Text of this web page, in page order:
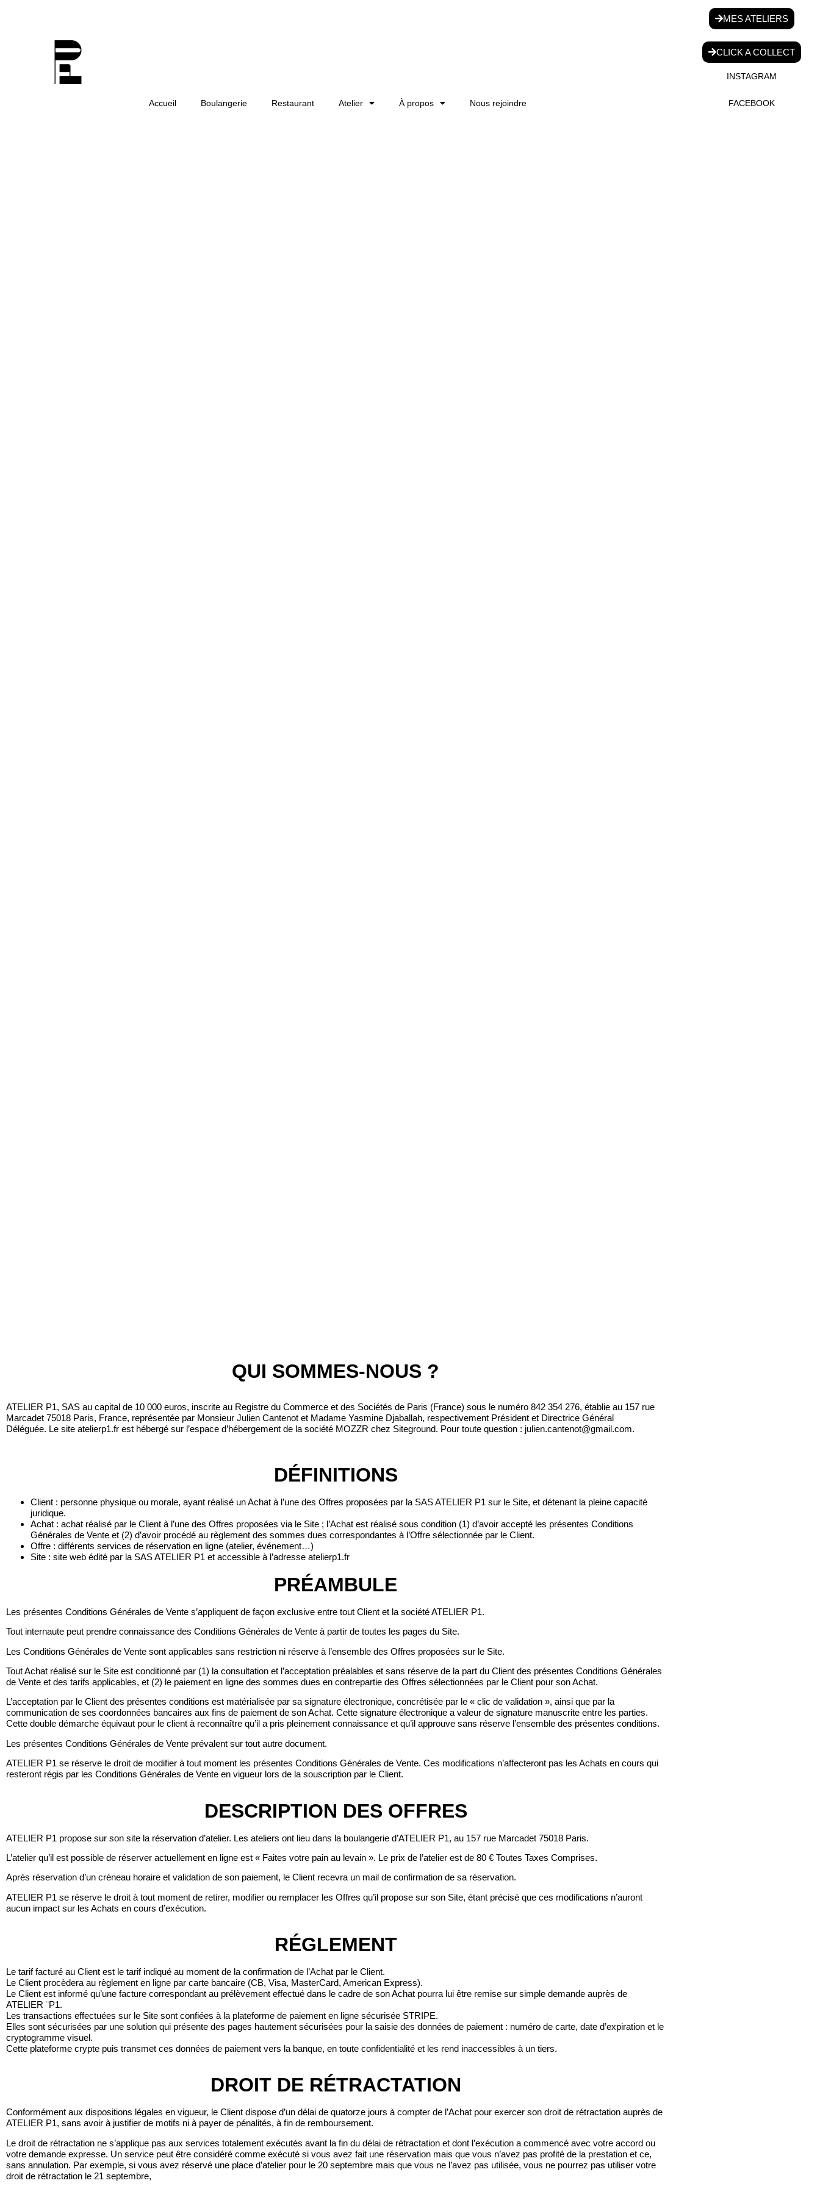
Accueil Boulangerie Restaurant Atelier À propos Nous rejoindre
MES ATELIERS
CLICK A COLLECT
INSTAGRAM
FACEBOOK
QUI SOMMES-NOUS ?
ATELIER P1, SAS au capital de 10 000 euros, inscrite au Registre du Commerce et des Sociétés de Paris (France) sous le numéro 842 354 276, établie au 157 rue
Marcadet 75018 Paris, France, représentée par Monsieur Julien Cantenot et Madame Yasmine Djaballah, respectivement Président et Directrice Général
Déléguée. Le site atelierp1.fr est hébergé sur l’espace d’hébergement de la société MOZZR chez Siteground. Pour toute question : julien.cantenot@gmail.com.
DÉFINITIONS
Client : personne physique ou morale, ayant réalisé un Achat à l’une des Offres proposées par la SAS ATELIER P1 sur le Site, et détenant la pleine capacité
juridique.
Achat : achat réalisé par le Client à l’une des Offres proposées via le Site ; l’Achat est réalisé sous condition (1) d’avoir accepté les présentes Conditions
Générales de Vente et (2) d’avoir procédé au règlement des sommes dues correspondantes à l’Offre sélectionnée par le Client.
Offre : différents services de réservation en ligne (atelier, événement…)
Site : site web édité par la SAS ATELIER P1 et accessible à l’adresse atelierp1.fr
PRÉAMBULE
Les présentes Conditions Générales de Vente s’appliquent de façon exclusive entre tout Client et la société ATELIER P1.
Tout internaute peut prendre connaissance des Conditions Générales de Vente à partir de toutes les pages du Site.
Les Conditions Générales de Vente sont applicables sans restriction ni réserve à l’ensemble des Offres proposées sur le Site.
Tout Achat réalisé sur le Site est conditionné par (1) la consultation et l’acceptation préalables et sans réserve de la part du Client des présentes Conditions Générales
de Vente et des tarifs applicables, et (2) le paiement en ligne des sommes dues en contrepartie des Offres sélectionnées par le Client pour son Achat.
L’acceptation par le Client des présentes conditions est matérialisée par sa signature électronique, concrétisée par le « clic de validation », ainsi que par la
communication de ses coordonnées bancaires aux fins de paiement de son Achat. Cette signature électronique a valeur de signature manuscrite entre les parties.
Cette double démarche équivaut pour le client à reconnaître qu’il a pris pleinement connaissance et qu’il approuve sans réserve l’ensemble des présentes conditions.
Les présentes Conditions Générales de Vente prévalent sur tout autre document.
ATELIER P1 se réserve le droit de modifier à tout moment les présentes Conditions Générales de Vente. Ces modifications n’affecteront pas les Achats en cours qui
resteront régis par les Conditions Générales de Vente en vigueur lors de la souscription par le Client.
DESCRIPTION DES OFFRES
ATELIER P1 propose sur son site la réservation d’atelier. Les ateliers ont lieu dans la boulangerie d’ATELIER P1, au 157 rue Marcadet 75018 Paris.
L’atelier qu’il est possible de réserver actuellement en ligne est « Faites votre pain au levain ». Le prix de l’atelier est de 80 € Toutes Taxes Comprises.
Après réservation d’un créneau horaire et validation de son paiement, le Client recevra un mail de confirmation de sa réservation.
ATELIER P1 se réserve le droit à tout moment de retirer, modifier ou remplacer les Offres qu’il propose sur son Site, étant précisé que ces modifications n’auront
aucun impact sur les Achats en cours d’exécution.
RÉGLEMENT
Le tarif facturé au Client est le tarif indiqué au moment de la confirmation de l’Achat par le Client.
Le Client procèdera au règlement en ligne par carte bancaire (CB, Visa, MasterCard, American Express).
Le Client est informé qu’une facture correspondant au prélèvement effectué dans le cadre de son Achat pourra lui être remise sur simple demande auprès de
ATELIER ¨P1.
Les transactions effectuées sur le Site sont confiées à la plateforme de paiement en ligne sécurisée STRIPE.
Elles sont sécurisées par une solution qui présente des pages hautement sécurisées pour la saisie des données de paiement : numéro de carte, date d’expiration et le
cryptogramme visuel.
Cette plateforme crypte puis transmet ces données de paiement vers la banque, en toute confidentialité et les rend inaccessibles à un tiers.
DROIT DE RÉTRACTATION
Conformément aux dispositions légales en vigueur, le Client dispose d’un délai de quatorze jours à compter de l’Achat pour exercer son droit de rétractation auprès de
ATELIER P1, sans avoir à justifier de motifs ni à payer de pénalités, à fin de remboursement.
Le droit de rétractation ne s’applique pas aux services totalement exécutés avant la fin du délai de rétractation et dont l’exécution a commencé avec votre accord ou
votre demande expresse. Un service peut être considéré comme exécuté si vous avez fait une réservation mais que vous n’avez pas profité de la prestation et ce,
sans annulation. Par exemple, si vous avez réservé une place d’atelier pour le 20 septembre mais que vous ne l’avez pas utilisée, vous ne pourrez pas utiliser votre
droit de rétractation le 21 septembre,